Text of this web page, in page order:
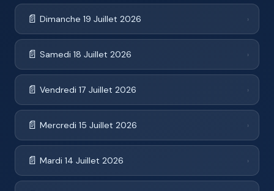
📄 Dimanche 19 Juillet 2026 ›
📄 Samedi 18 Juillet 2026 ›
📄 Vendredi 17 Juillet 2026 ›
📄 Mercredi 15 Juillet 2026 ›
📄 Mardi 14 Juillet 2026 ›